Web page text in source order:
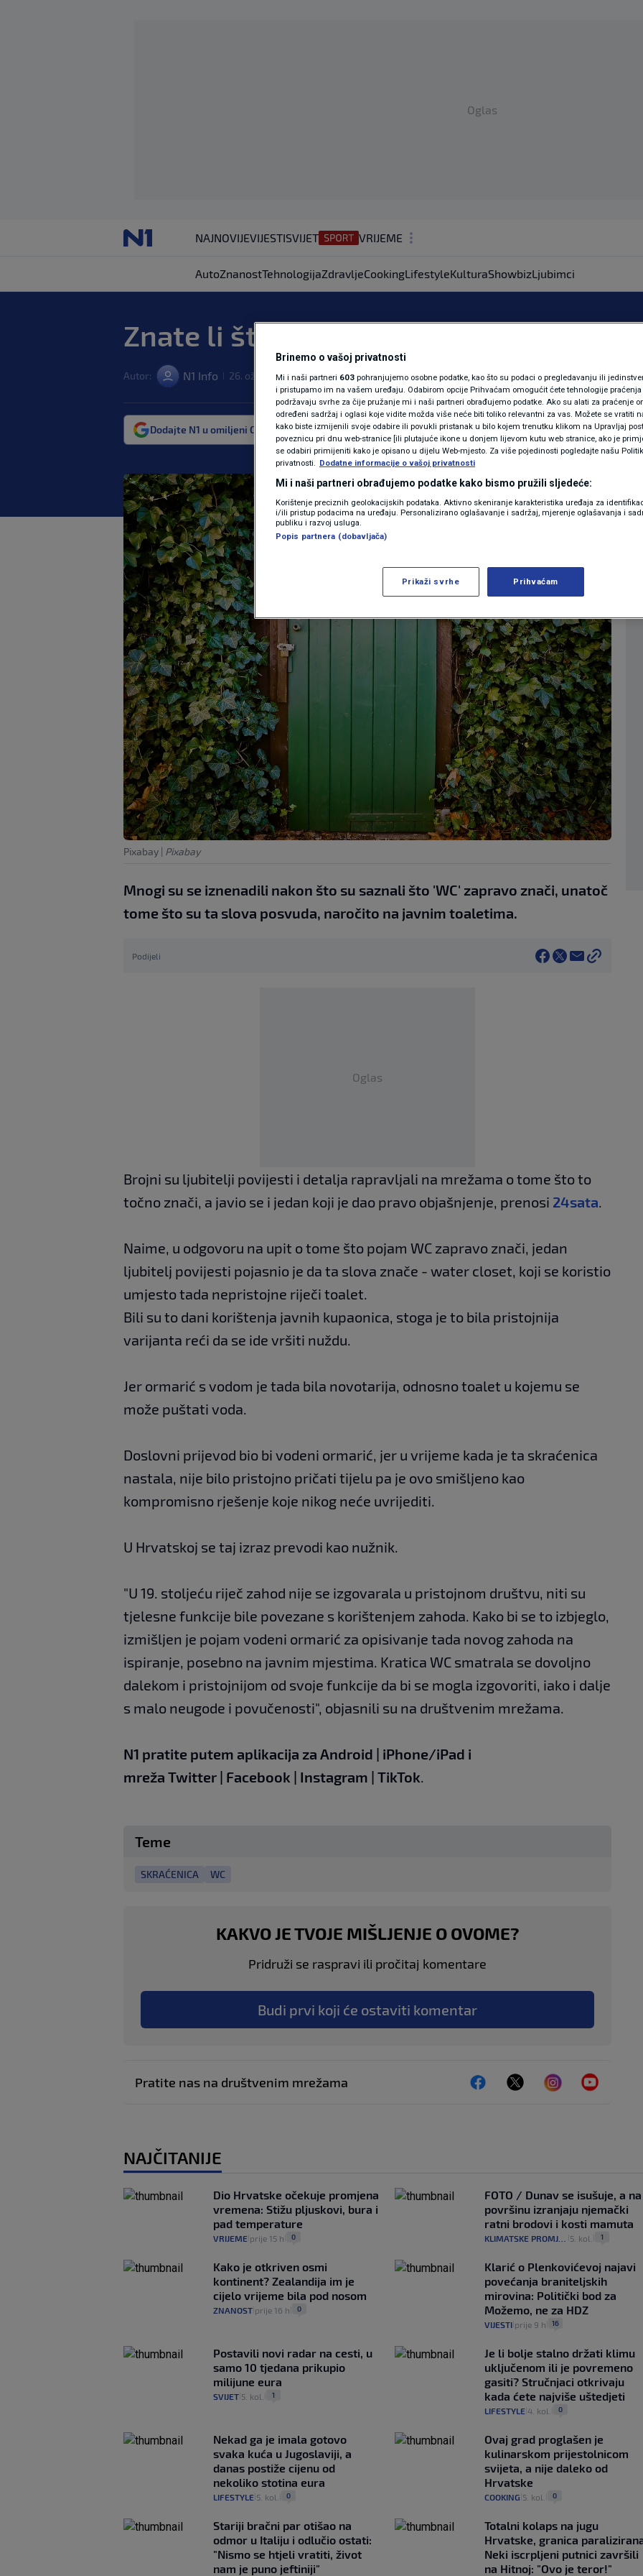
Oglas
NAJNOVIJEVIJESTISVIJET
VRIJEME
REGIJA
MAGAZIN
KOLUMNE
N1(DIS)INFO
KLIMATSKE PROMJENE
FOTO
VIDEO
AutoZnanostTehnologijaZdravljeCookingLifestyleKulturaShowbizLjubimci
Znate li što znači kratica WC?
Autor: N1 Info 26. ožu. 2024. 19:50 | MAGAZIN | 0 komentara
Dodajte N1 u omiljeni Google izvor Više
Pixabay | Pixabay
Mnogi su se iznenadili nakon što su saznali što 'WC' zapravo znači, unatoč
tome što su ta slova posvuda, naročito na javnim toaletima.
Podijeli
Oglas
Brojni su ljubitelji povijesti i detalja rapravljali na mrežama o tome što to
točno znači, a javio se i jedan koji je dao pravo objašnjenje, prenosi 24sata.
Naime, u odgovoru na upit o tome što pojam WC zapravo znači, jedan
ljubitelj povijesti pojasnio je da ta slova znače - water closet, koji se koristio
umjesto tada nepristojne riječi toalet.
Bili su to dani korištenja javnih kupaonica, stoga je to bila pristojnija
varijanta reći da se ide vršiti nuždu.
Jer ormarić s vodom je tada bila novotarija, odnosno toalet u kojemu se
može puštati voda.
Doslovni prijevod bio bi vodeni ormarić, jer u vrijeme kada je ta skraćenica
nastala, nije bilo pristojno pričati tijelu pa je ovo smišljeno kao
kompromisno rješenje koje nikog neće uvrijediti.
U Hrvatskoj se taj izraz prevodi kao nužnik.
"U 19. stoljeću riječ zahod nije se izgovarala u pristojnom društvu, niti su
tjelesne funkcije bile povezane s korištenjem zahoda. Kako bi se to izbjeglo,
izmišljen je pojam vodeni ormarić za opisivanje tada novog zahoda na
ispiranje, posebno na javnim mjestima. Kratica WC smatrala se dovoljno
dalekom i pristojnijom od svoje funkcije da bi se mogla izgovoriti, iako i dalje
s malo neugode i povučenosti", objasnili su na društvenim mrežama.
N1 pratite putem aplikacija za Android | iPhone/iPad i
mreža Twitter | Facebook | Instagram | TikTok.
Teme
SKRAĆENICA WC
KAKVO JE TVOJE MIŠLJENJE O OVOME?
Pridruži se raspravi ili pročitaj komentare
Budi prvi koji će ostaviti komentar
Pratite nas na društvenim mrežama
NAJČITANIJE
Dio Hrvatske očekuje promjena
vremena: Stižu pljuskovi, bura i
pad temperature
VRIJEME prije 15 h 0
FOTO / Dunav se isušuje, a na
površinu izranjaju njemački
ratni brodovi i kosti mamuta
KLIMATSKE PROMJENE 5. kol. 1
Kako je otkriven osmi
kontinent? Zealandija im je
cijelo vrijeme bila pod nosom
ZNANOST prije 16 h 0
Klarić o Plenkovićevoj najavi
povećanja braniteljskih
mirovina: Politički bod za
Možemo, ne za HDZ
VIJESTI| prije 9 h 16
Postavili novi radar na cesti, u
samo 10 tjedana prikupio
milijune eura
SVIJET 5. kol. 1
Je li bolje stalno držati klimu
uključenom ili je povremeno
gasiti? Stručnjaci otkrivaju
kada ćete najviše uštedjeti
LIFESTYLE| 4. kol. 0
Nekad ga je imala gotovo
svaka kuća u Jugoslaviji, a
danas postiže cijenu od
nekoliko stotina eura
LIFESTYLE 5. kol. 0
Ovaj grad proglašen je
kulinarskom prijestolnicom
svijeta, a nije daleko od
Hrvatske
COOKING 5. kol. 0
Stariji bračni par otišao na
odmor u Italiju i odlučio ostati:
"Nismo se htjeli vratiti, život
nam je puno jeftiniji"
Totalni kolaps na jugu
Hrvatske, granica
Neki iscrpljeni putnici završili
na Hitnoj: "Ovo je teror!"
Brinemo o vašoj privatnosti
Mi i naši partneri 603 pohranjujemo osobne podatke, kao što su podaci o pregledavanju ili
i pristupamo im na vašem uređaju. Odabirom opcije Prihvaćam omogućit ćete tehnologije praćenja
podržavaju svrhe za čije pružanje mi i naši partneri obrađujemo podatke. Ako su alati za praćenje
određeni sadržaj i oglasi koje vidite možda više neće biti toliko relevantni za vas. Možete se vratiti
kako biste izmijenili svoje odabire ili povukli pristanak u bilo kojem trenutku klikom na Upravljaj
poveznicu pri dnu web-stranice [ili plutajuće ikone u donjem lijevom kutu web stranice, ako je
se odabiri primijeniti kako je opisano u dijelu Web-mjesto. Za više pojedinosti pogledajte našu
privatnosti. Dodatne informacije o vašoj privatnosti
Mi i naši partneri obrađujemo podatke kako bismo pružili sljedeće:
Korištenje preciznih geolokacijskih podataka. Aktivno skeniranje karakteristika uređaja za
i/ili pristup podacima na uređaju. Personalizirano oglašavanje i sadržaj, mjerenje oglašavanja i
publiku i razvoj usluga.
Popis partnera (dobavljača)
Prikaži svrhe Prihvaćam